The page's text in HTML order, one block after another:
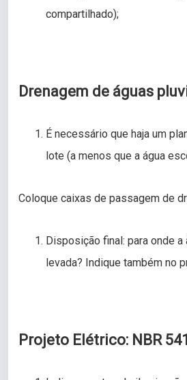
compartilhado);
Drenagem de águas
É necessário que haja um
lote (a menos que a água
Coloque caixas de passagem de
Disposição final: para onde a
levada? Indique também no
Projeto Elétrico: NBR